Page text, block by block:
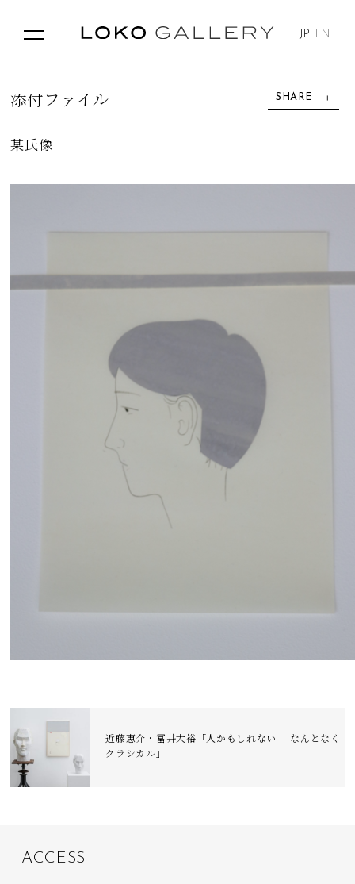
JP EN
SHARE
添付 フ ァ イ ル
某氏像
近藤恵介・冨井大裕「人かもしれない——なんとなく
クラシカル」
ACC ESS